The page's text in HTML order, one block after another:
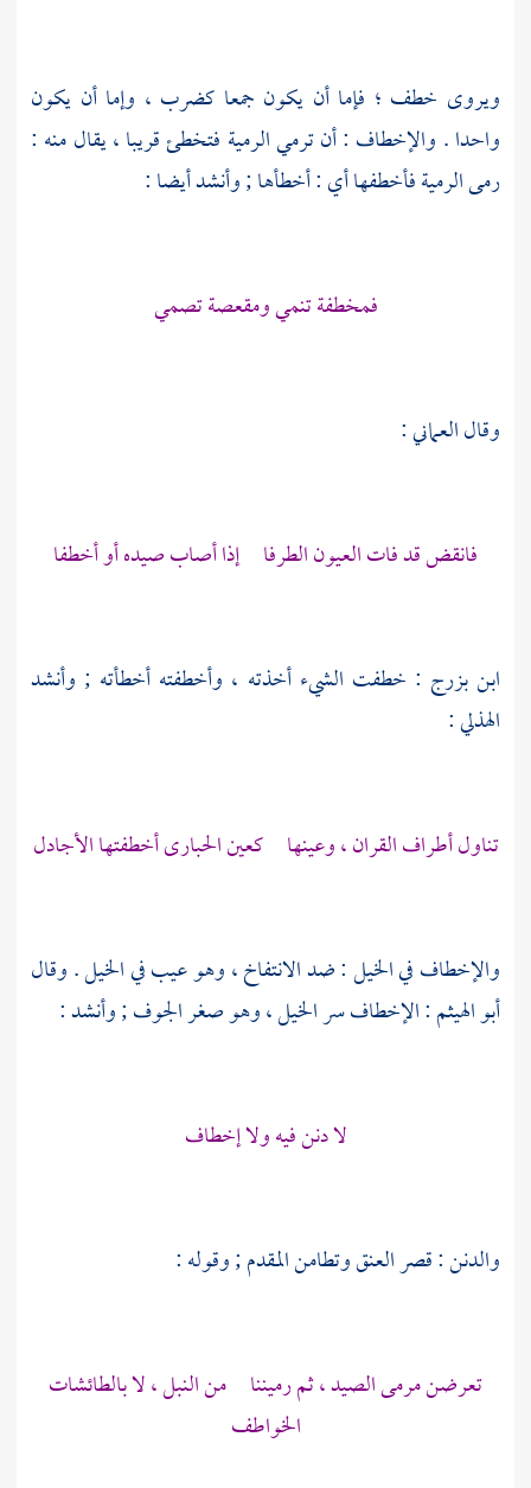
ويروى خطف ؛ فإما أن يكون جمعا كضرب ، وإما أن يكون
واحدا . والإخطاف : أن ترمي الرمية فتخطئ قريبا ، يقال منه :
رمى الرمية فأخطفها أي : أخطأها ; وأنشد أيضا :
فمخطفة تنمي ومقعصة تصمي
وقالالعماني:
فانقض قد فات العيون الطرفا إذا أصاب صيده أو أخطفا
ابن بزرج : خطفت الشيء أخذته ، وأخطفته أخطأته ; وأنشد
الهذلي:
تناول أطراف القران ، وعينها كعين الحبارى أخطفتها الأجادل
والإخطاف في الخيل : ضد الانتفاخ ، وهو عيب في الخيل . وقال
أبو الهيثم: الإخطاف سر الخيل ، وهو صغر الجوف ; وأنشد :
لا دنن فيه ولا إخطاف
والدنن : قصر العنق وتطامن المقدم ; وقوله :
تعرضن مرمى الصيد ، ثم رميننا من النبل ، لا بالطائشات
الخواطف